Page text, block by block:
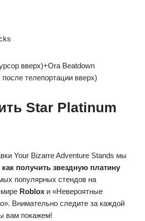
вверх)+Ora Beatdown
после телепортации вверх)
Star Platinum
Your Bizarre Adventure Stands мы
как получить звездную платину
популярных стендов на
Roblox и «Невероятные
Внимательно следите за каждой
вам покажем!